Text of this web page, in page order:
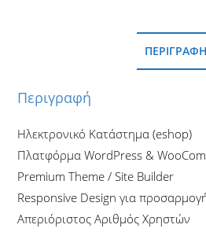
ΠΕΡΙΓΡΑΦΉ
Περιγραφή
Ηλεκτρονικό Κατάστημα (eshop)
Πλατφόρμα WordPress &
Premium Theme / Site Builder
Responsive Design για
Απεριόριστος Αριθμός Χρηστών